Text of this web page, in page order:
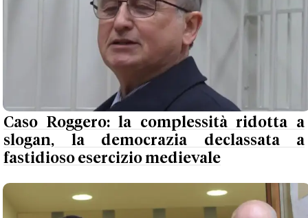
Caso Roggero: la complessità ridotta a
slogan, la democrazia declassata a
fastidioso esercizio medievale